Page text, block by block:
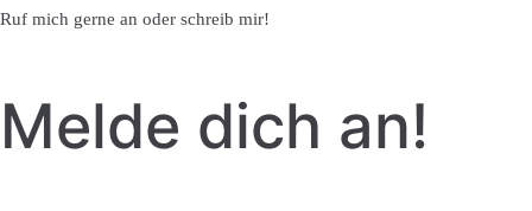
Ruf mich gerne an oder schreib mir!
Melde dich an!